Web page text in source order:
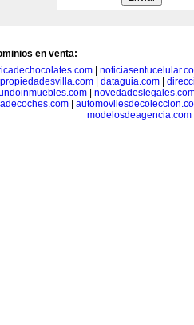
en venta:
|
propiedadesvilla.com| dataguia.com|
modelosdeagencia.com|